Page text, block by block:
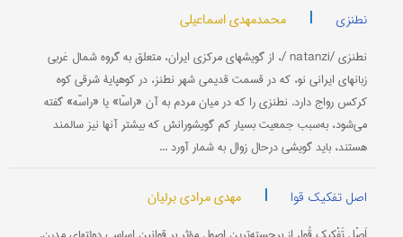
نطنزی | محمدمهدی اسماعیلی
نطنزی /natanzi /، از گویشهای مرکزی ایران، متعلق به گروه شمال غربی
زبانهای ایرانی نو، که در قسمت قدیمی شهر نطنز، در کوهپایۀ شرقی کوه
کرکس رواج دارد. نطنزی را که در میان مردم به آن «راسّا» یا «راسّه» گفته
می‌شود، به‌سبب جمعیت بسیار کم گویشورانش که بیشتر آنها نیز سالمند
هستند، باید گویشی درحال زوال به شمار آورد ...
اصل تفکیک قوا | مهدی مرادی برلیان